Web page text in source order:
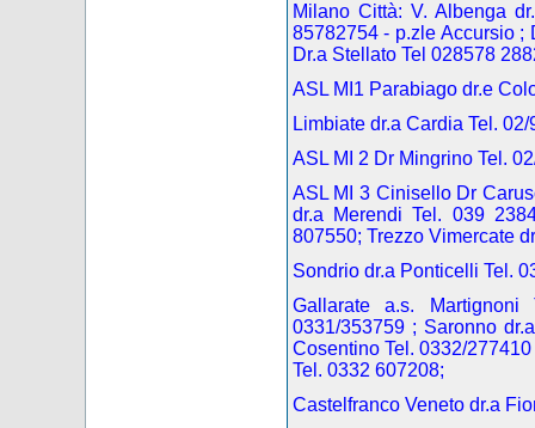
Milano Città: V. Albenga
85782754 - p.zle Accursio ;
Dr.a Stellato Tel 028578
ASL MI1 Parabiago dr.e
Limbiate dr.a Cardia Tel.
ASL MI 2 Dr Mingrino Tel.
ASL MI 3 Cinisello Dr
dr.a Merendi Tel. 039
807550; Trezzo Vimercate
Sondrio dr.a Ponticelli Tel.
Gallarate a.s.
0331/353759 ; Saronno
Cosentino Tel. 0332/
Tel. 0332 607208;
Castelfranco Veneto dr.a